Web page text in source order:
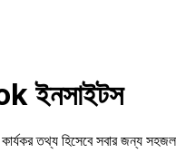
ইনসাইটস
তথ্য হিসেবে সবার জন্য